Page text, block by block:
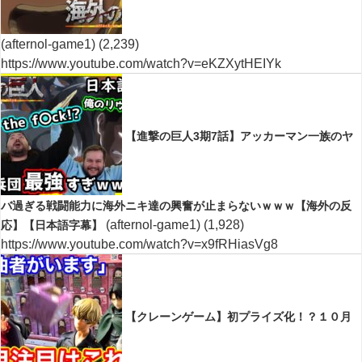
(afternol-game1) (2,239)
https://www.youtube.com/watch?v=eKZXytHEIYk
【進撃の巨人3期7話】アッカーマン一族のヤ
バ過ぎる戦闘能力に海外ニキ達の興奮が止まらないｗｗｗ【海外の反
応】【日本語字幕】
(afternol-game1) (1,928)
https://www.youtube.com/watch?v=x9fRHiasVg8
【クレーンゲーム】初プライズ化！？１０月